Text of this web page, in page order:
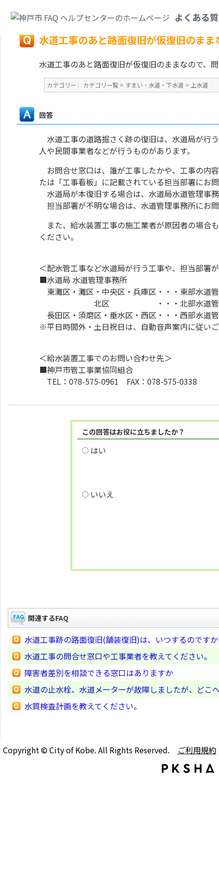
よくある
戻る
水道工事のあと路面復旧が仮復旧のま
水道工事のあと路面復旧が仮復旧のままなので、
カテゴリー : カテゴリ一覧 > すまい・水道・下水道 > 上水道
回答
水道工事の道路掘さく跡の復旧は、 水道局が行
人や民間事業者などが行うものがあります。
お問合せ窓口は、 誰が工事したかや、工事の内
たは「工事看板」に記載されている担当部署にお
水道局が本復旧する場合は、水道局水道管理事
担当部署が不明な場合は、水道管理事務所にお
また、給水装置工事の施工業者が原因者の場合
ください。
＜配水管工事など水道局が行う工事や、担当部署
■水道局 水道管理事務所
東灘区・灘区・中央区・兵庫区・・・東部水道
北区 ・・・北部水道管理事務所
長田区・須磨区・垂水区・西区・・・西部水道
※平日時間外・土日祝日は、自動音声案内に従い
＜給水装置工事でのお問い合わせ先＞
■神戸市管工事業協同組合
TEL：078-575-0961 FAX：078-575-0338
この回答はお役に立ちましたか？
はい
いいえ
関連するFAQ
水道工事跡の路面復旧(舗装復旧)は、いつするのです
水道工事の問合せ窓口や工事業者を教えてください。
障害者差別を相談できる窓口はありますか
水道の止水栓、水道メーターが故障しましたが、どこ
水質検査計画を教えてください。
Copyright © City of Kobe. All Rights Reserved. ご利用規約